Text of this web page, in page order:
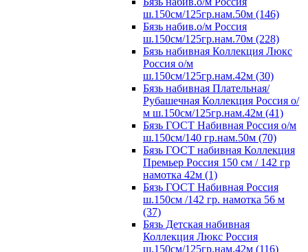
ш.150см/125гр.нам.50м (146)
Бязь набив.о/м Россия
ш.150см/125гр.нам.70м (228)
Бязь набивная Коллекция Люкс
Россия о/м
ш.150см/125гр.нам.42м (30)
Бязь набивная Плательная/
Рубашечная Коллекция Россия о/
м ш.150см/125гр.нам.42м (41)
Бязь ГОСТ Набивная Россия о/м
ш.150см/140 гр.нам.50м (70)
Бязь ГОСТ набивная Коллекция
Премьер Россия 150 см / 142 гр
намотка 42м (1)
Бязь ГОСТ Набивная Россия
ш.150см /142 гр. намотка 56 м
(37)
Бязь Детская набивная
Коллекция Люкс Россия
ш.150см/125гр.нам.42м (116)